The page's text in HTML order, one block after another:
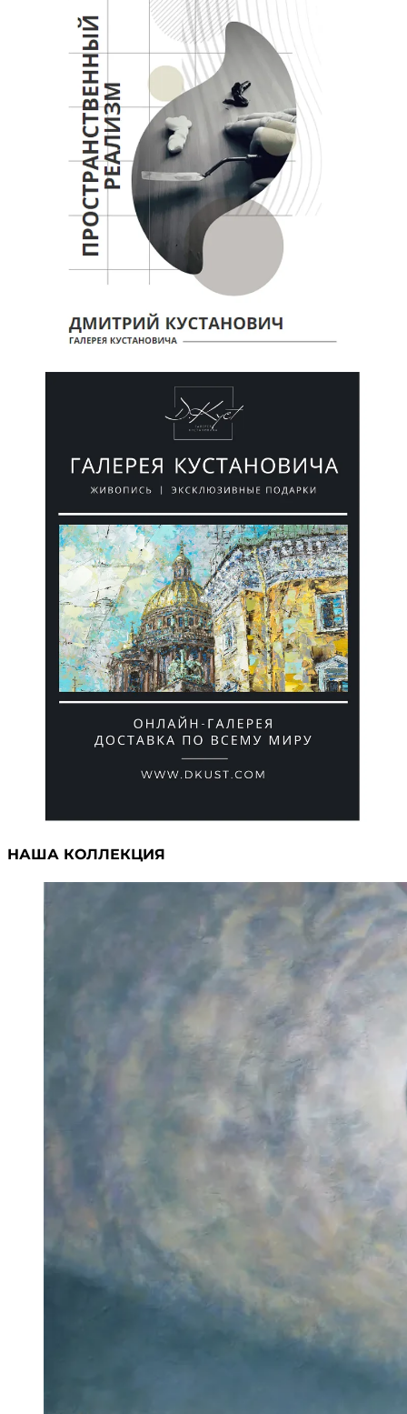
НАША КОЛЛЕКЦИЯ